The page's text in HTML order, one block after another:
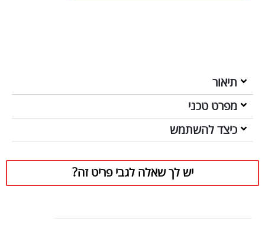
תיאור
מפרט טכני
כיצד להשתמש
יש לך שאלה לגבי פריט זה?